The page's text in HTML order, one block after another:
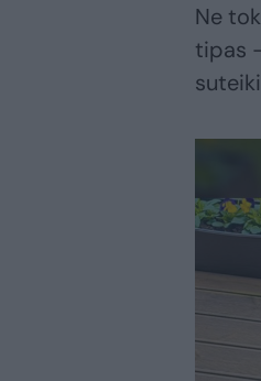
Ne
tipas